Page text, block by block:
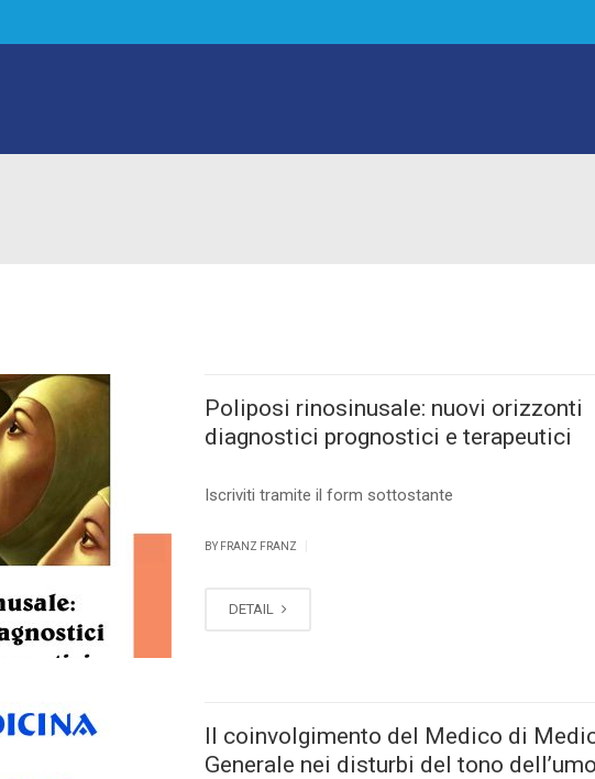
Poliposi rinosinusale: nuovi orizzonti
diagnostici prognostici e terapeutici
Iscriviti tramite il form sottostante
BY FRANZ FRANZ
DETAIL
Il coinvolgimento del Medico di
Generale nei disturbi del tono